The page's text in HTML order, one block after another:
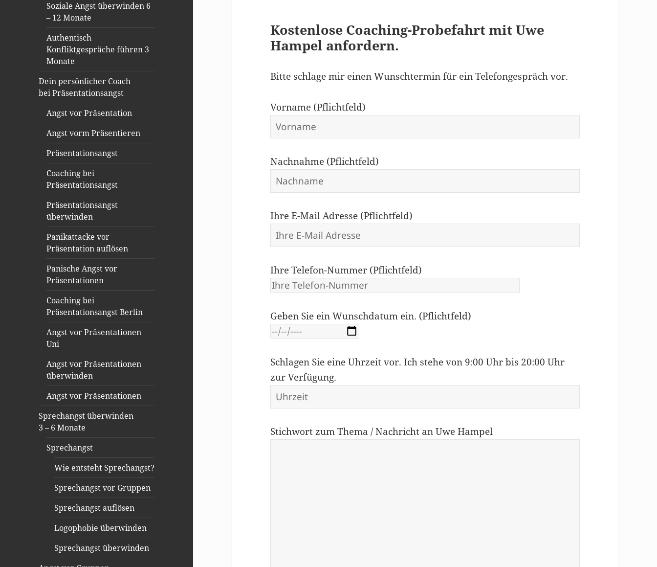
Soziale Angst überwinden 6
– 12 Monate
Authentisch
Konfliktgespräche führen 3
Monate
Dein persönlicher Coach
bei Präsentationsangst
Angst vor Präsentation
Angst vorm Präsentieren
Präsentationsangst
Coaching bei
Präsentationsangst
Präsentationsangst
überwinden
Panikattacke vor
Präsentation auflösen
Panische Angst vor
Präsentationen
Coaching bei
Präsentationsangst Berlin
Angst vor Präsentationen
Uni
Angst vor Präsentationen
überwinden
Angst vor Präsentationen
Sprechangst überwinden
3 – 6 Monate
Sprechangst
Wie entsteht Sprechangst?
Sprechangst vor Gruppen
Sprechangst auflösen
Logophobie überwinden
Sprechangst überwinden
Kostenlose Coaching-Probefahrt mit Uwe
Hampel anfordern.
Bitte schlage mir einen Wunschtermin für ein Telefongespräch vor.
Vorname (Pflichtfeld)
Nachnahme (Pflichtfeld)
Ihre E-Mail Adresse (Pflichtfeld)
Ihre Telefon-Nummer (Pflichtfeld)
Geben Sie ein Wunschdatum ein. (Pflichtfeld)
Schlagen Sie eine Uhrzeit vor. Ich stehe von 9:00 Uhr bis 20:00 Uhr
zur Verfügung.
Stichwort zum Thema / Nachricht an Uwe Hampel